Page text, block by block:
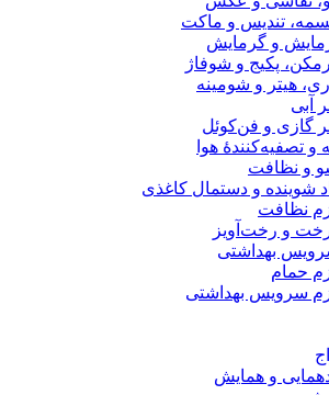
تندیس و ماکت
و گرمایش
پکیج و شوفاژ
هیتر و شومینه
آبی
گازی و فن‌کوئل
و تصفیه‌کنندهٔ هوا
و نظافت
شوینده و دستمال کاغذی
نظافت
و رخت‌آویز
بهداشتی
حمام
سرویس بهداشتی
و همایش